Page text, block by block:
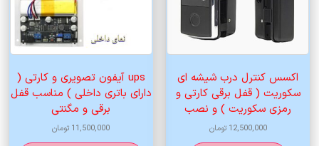
اکسس کنترل درب شیشه ای
سکوریت ( قفل برقی کارتی و
رمزی سکوریت ) و نصب
12,500,000 تومان
ups آیفون تصویری و کارتی (
دارای باتری داخلی ) مناسب قفل
برقی و مگنتی
11,500,000 تومان